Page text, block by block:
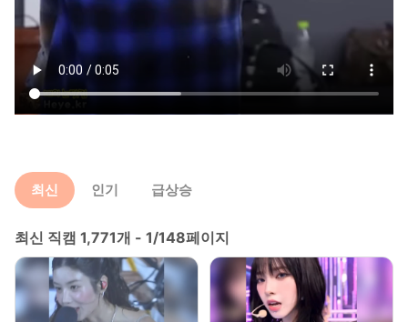
최신 인기 급상승
최신 직캠 1,771개 - 1/148페이지